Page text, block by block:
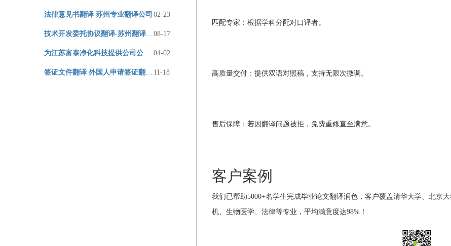
法律意见书翻译 苏州专业翻译公司 02-23
技术开发委托协议翻译-苏州翻译公司08-17
为江苏富泰净化科技提供公司公司网站翻译 04-02
签证文件翻译 外国人申请签证翻译须知 苏州翻译公司 11-18
匹配专家：根据学科分配对口译者。
高质量交付：提供双语对照稿，支持无限次微调。
售后保障：若因翻译问题被拒，免费重修直至满意。
客户案例
我们已帮助5000+名学生完成毕业论文翻译润色，客户覆盖清华大学、北京
机、生物医学、法律等专业，平均满意度达98%！